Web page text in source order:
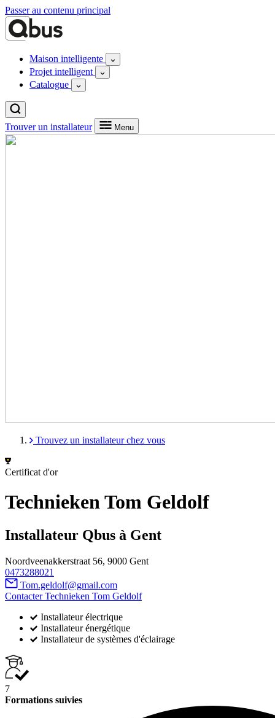
Passer au contenu principal
Maison intelligente
Projet intelligent
Catalogue
Trouver un installateur Menu
Trouvez un installateur chez vous
Certificat d'or
Technieken Tom Geldolf
Installateur Qbus à Gent
Noordveenakkerstraat 56, 9000 Gent
0473288021
Tom.geldolf@gmail.com
Contacter Technieken Tom Geldolf
Installateur électrique
Installateur énergétique
Installateur de systèmes d'éclairage
7
Formations suivies